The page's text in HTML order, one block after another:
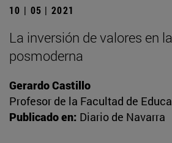
10 | 05 | 2021
La inversión de valores en
posmoderna
Gerardo Castillo
Profesor de la Facultad de
Publicado en: Diario de Navarra